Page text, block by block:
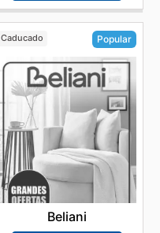
Caducado Popular
Beliani